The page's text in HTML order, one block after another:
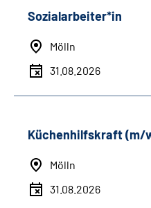
Sozialarbeiter*in
Mölln
31.08.2026
Küchenhilfskraft (m/
Mölln
31.08.2026